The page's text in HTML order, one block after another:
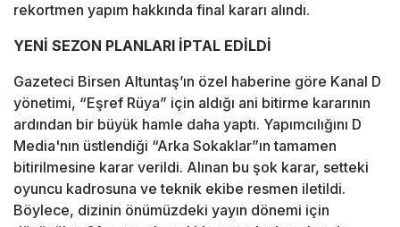
rekortmen yapım hakkında final kararı alındı.
YENİ SEZON PLANLARI İPTAL EDİLDİ
Gazeteci Birsen Altuntaş’ın özel haberine göre Kanal D
yönetimi, “Eşref Rüya” için aldığı ani bitirme kararının
ardından bir büyük hamle daha yaptı. Yapımcılığını D
Media'nın üstlendiği “Arka Sokaklar”ın tamamen
bitirilmesine karar verildi. Alınan bu şok karar, setteki
oyuncu kadrosuna ve teknik ekibe resmen iletildi.
Böylece, dizinin önümüzdeki yayın dönemi için